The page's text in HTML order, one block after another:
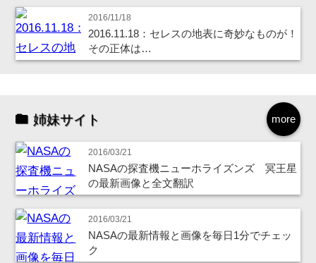
2016/11/18
2016.11.18：セレスの地表に奇妙なものが！
その正体は…
more
姉妹サイト
2016/03/21
NASAの探査機ニューホライズンズ 冥王星
の最新画像と全文翻訳
2016/03/21
NASAの最新情報と画像を毎日1分でチェッ
ク